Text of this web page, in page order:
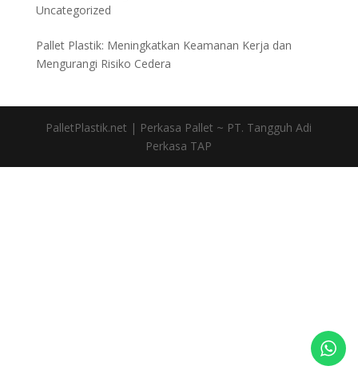
Uncategorized
Pallet Plastik: Meningkatkan Keamanan Kerja dan
Mengurangi Risiko Cedera
PalletPlastik.net | Perkasa Pallet ~ PT. Tangguh Adi
Perkasa TAP